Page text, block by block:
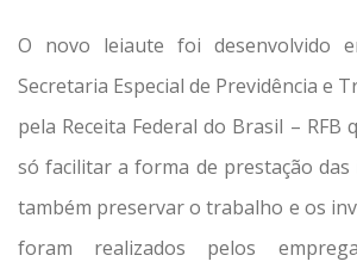
O novo leiaute foi desenvolvido
Secretaria Especial de Previdência e
pela Receita Federal do Brasil – RFB
só facilitar a forma de prestação das
também preservar o trabalho e os
foram realizados pelos